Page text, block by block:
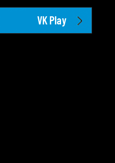
VK Play